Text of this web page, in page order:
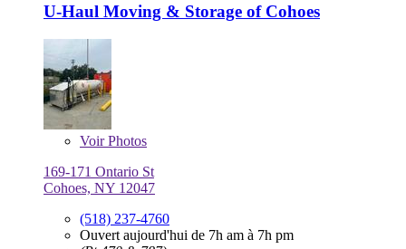
U-Haul Moving & Storage of Cohoes
VoirPhotos
169-171 Ontario St
Cohoes, NY 12047
(518) 237-4760
Ouvert aujourd'hui de 7h am à 7h pm